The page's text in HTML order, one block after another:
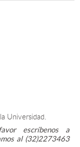
Universidad.
escríbenos a
al (32)2273463